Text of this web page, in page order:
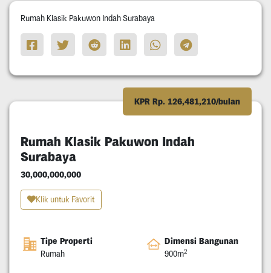
Rumah Klasik Pakuwon Indah Surabaya
KPR Rp. 126,481,210/bulan
Rumah Klasik Pakuwon Indah
Surabaya
30,000,000,000
Klik untuk Favorit
Tipe Properti
Rumah
Dimensi Bangunan
900m2